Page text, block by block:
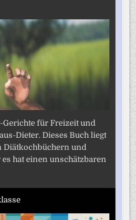
für Freizeit und
Dieter. Dieses Buch liegt
und
hat einen unschätzbaren